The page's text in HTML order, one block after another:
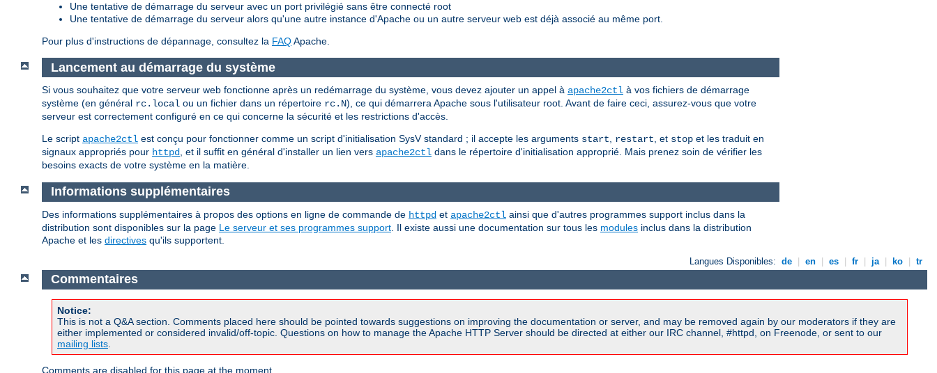
Une tentative de démarrage du serveur avec un port privilégié sans être connecté root
Une tentative de démarrage du serveur alors qu'une autre instance d'Apache ou un autre serveur web est déjà associé au même port.
Pour plus d'instructions de dépannage, consultez la FAQApache.
Lancement au démarrage du système
Si vous souhaitez que votre serveur web fonctionne après un redémarrage du système, vous devez ajouter un appel à apache2ctl à vos fichiers de démarrage
système (en général rc.local ou un fichier dans un répertoire rc.N), ce qui démarrera Apache sous l'utilisateur root. Avant de faire ceci, assurez-vous que votre
serveur est correctement configuré en ce qui concerne la sécurité et les restrictions d'accès.
Le script apache2ctl est conçu pour fonctionner comme un script d'initialisation SysV standard ; il accepte les arguments start, restart, et stop et les traduit en
signaux appropriés pour httpd, et il suffit en général d'installer un lien vers apache2ctl dans le répertoire d'initialisation approprié. Mais prenez soin de vérifier les
besoins exacts de votre système en la matière.
Informations supplémentaires
Des informations supplémentaires à propos des options en ligne de commande de httpd et apache2ctl ainsi que d'autres programmes support inclus dans la
distribution sont disponibles sur la page Le serveur et ses programmes support . Il existe aussi une documentation sur tous les modules inclus dans la distribution
Apache et les directives qu'ils supportent.
Langues Disponibles: de en es fr ja ko tr
Commentaires
Notice:
This is not a Q&A section. Comments placed here should be pointed towards suggestions on improving the documentation or server, and may be removed again by our moderators if they are
either implemented or considered invalid/off-topic. Questions on how to manage the Apache HTTP Server should be directed at either our IRC channel, #httpd, on Freenode, or sent to our
mailing lists
Comments are disabled for this page at the moment.